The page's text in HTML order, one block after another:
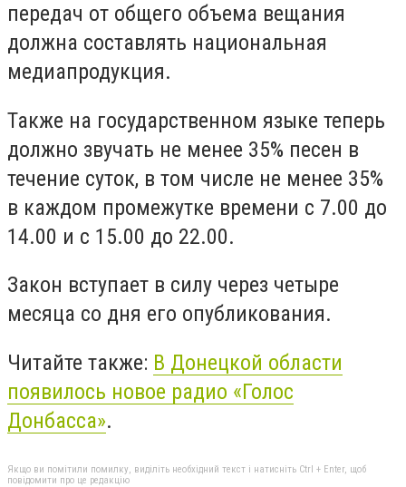
передач от общего объема вещания
должна составлять национальная
медиапродукция.
Также на государственном языке теперь
должно звучать не менее 35% песен в
течение суток, в том числе не менее 35%
в каждом промежутке времени с 7.00 до
14.00 и с 15.00 до 22.00.
Закон вступает в силу через четыре
месяца со дня его опубликования.
Читайте также: В Донецкой области
появилось новое радио «Голос
Донбасса».
Якщо ви помітили помилку, виділіть необхідний текст і натисніть Ctrl + Enter, щоб
повідомити про це редакцію